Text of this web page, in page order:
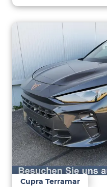
Cupra Terramar